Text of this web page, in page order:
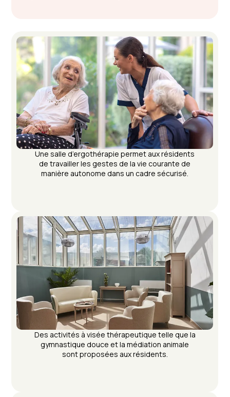
Une salle d’ergothérapie permet aux résidents
de travailler les gestes de la vie courante de
manière autonome dans un cadre sécurisé.
Des activités à visée thérapeutique telle que la
gymnastique douce et la médiation animale
sont proposées aux résidents.